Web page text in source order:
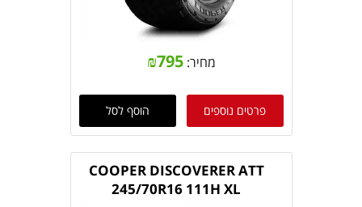
מחיר: ₪795
פרטים נוספים הוסף לסל
COOPER DISCOVERER ATT
245/70R16 111H XL